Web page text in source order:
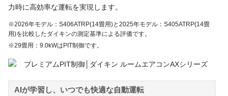
力時に高効率な運転を実現します。
※2026年モデル：S406ATRP(14畳用)と2025年モデル：S405ATRP(14畳
用)を比較したダイキンの測定基準による評価です。
※29畳用：9.0kWはPIT制御です。
AIが学習し、いつでも快適な自動運転